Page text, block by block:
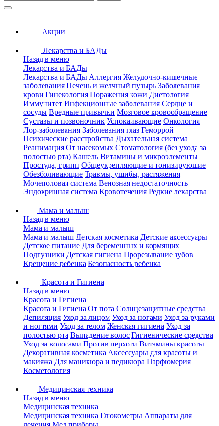
Акции
Лекарства и БАДы
Назад в меню
Лекарства и БАДы
Лекарства и БАДы Аллергия Желудочно-кишечные
заболевания Печень и желчный пузырь Заболевания
крови Гинекология Поражения кожи Диетология
Иммунитет Инфекционные заболевания Сердце и
сосуды Вредные привычки Мозговое кровообращение
Суставы и позвоночник Успокаивающие Онкология
Лор-заболевания Заболевания глаз Геморрой
Психические расстройства Дыхательная система
Реанимация От насекомых Стоматология (без ухода за
полостью рта) Кашель Витамины и микроэлементы
Простуда, грипп Общеукрепляющие и тонизирующие
Обезболивающие Травмы, ушибы, растяжения
Мочеполовая система Венозная недостаточность
Эндокринная система Кровотечения Редкие лекарства
Мама и малыш
Назад в меню
Мама и малыш
Мама и малыш Детская косметика Детские аксессуары
Детское питание Для беременных и кормящих
Подгузники Детская гигиена Прорезывание зубов
Крещение ребенка Безопасность ребенка
Красота и Гигиена
Назад в меню
Красота и Гигиена
Красота и Гигиена От пота Солнцезащитные средства
Депиляция Уход за лицом Уход за ногами Уход за руками
и ногтями Уход за телом Женская гигиена Уход за
полостью рта Выпадение волос Гигиенические средства
Уход за волосами Против перхоти Витамины красоты
Декоративная косметика Аксессуары для красоты и
макияжа Для маникюра и педикюра Парфюмерия
Косметология
Медицинская техника
Назад в меню
Медицинская техника
Медицинская техника Глюкометры Аппараты для
лечения Мед.приборы